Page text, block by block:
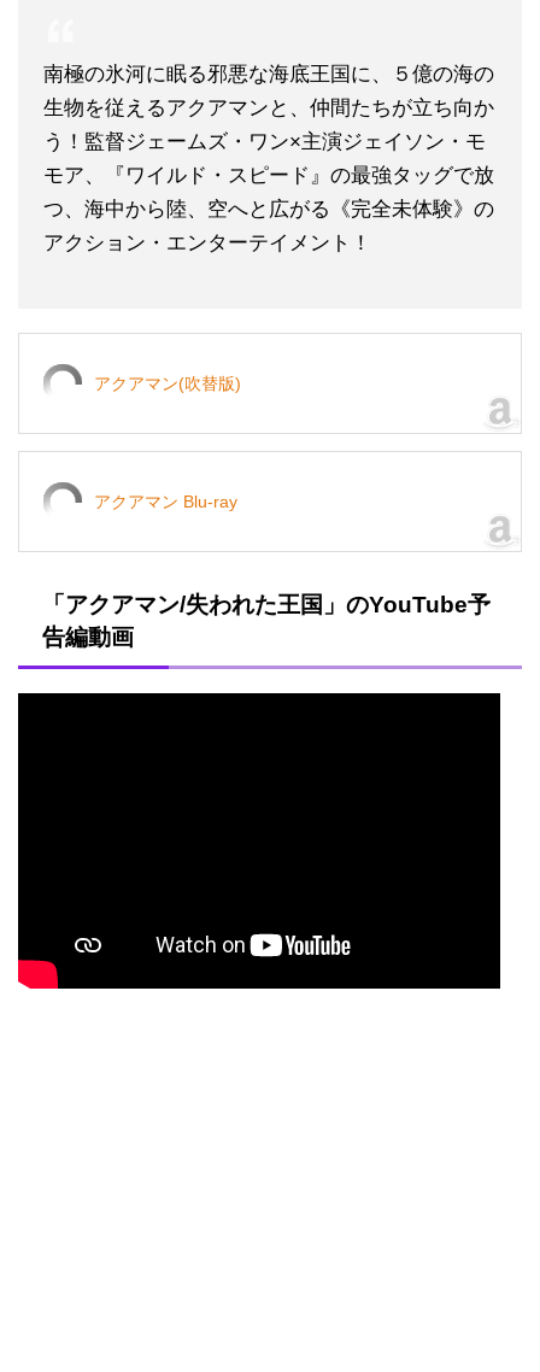
南極の氷河に眠る邪悪な海底王国に、５億の海の
生物を従えるアクアマンと、仲間たちが立ち向か
う！監督ジェームズ・ワン×主演ジェイソン・モ
モア、『ワイルド・スピード』の最強タッグで放
つ、海中から陸、空へと広がる《完全未体験》の
アクション・エンターテイメント！
アクアマン(吹替版)
アクアマン Blu-ray
「アクアマン/失われた王国」のYouTube予
告編動画